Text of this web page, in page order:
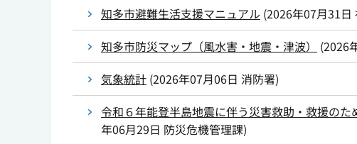
知多市避難生活支援マニュアル (2026年07月31日
知多市防災マップ（風水害・地震・津波）
(2026
気象統計 (2026年07月06日 消防署)
令和６年能登半島地震に伴う災害救助・救援の
年06月29日 防災危機管理課)